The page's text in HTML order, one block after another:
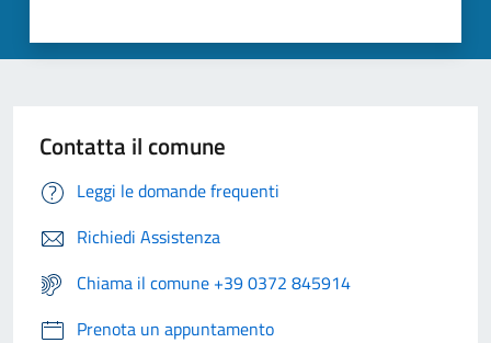
Contatta il comune
Leggi le domande frequenti
Richiedi Assistenza
Chiama il comune +39 0372 845914
Prenota un appuntamento